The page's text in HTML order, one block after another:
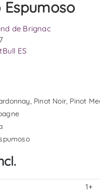
Espumoso
de Brignac
ES
Pinot Noir, Pinot
1+